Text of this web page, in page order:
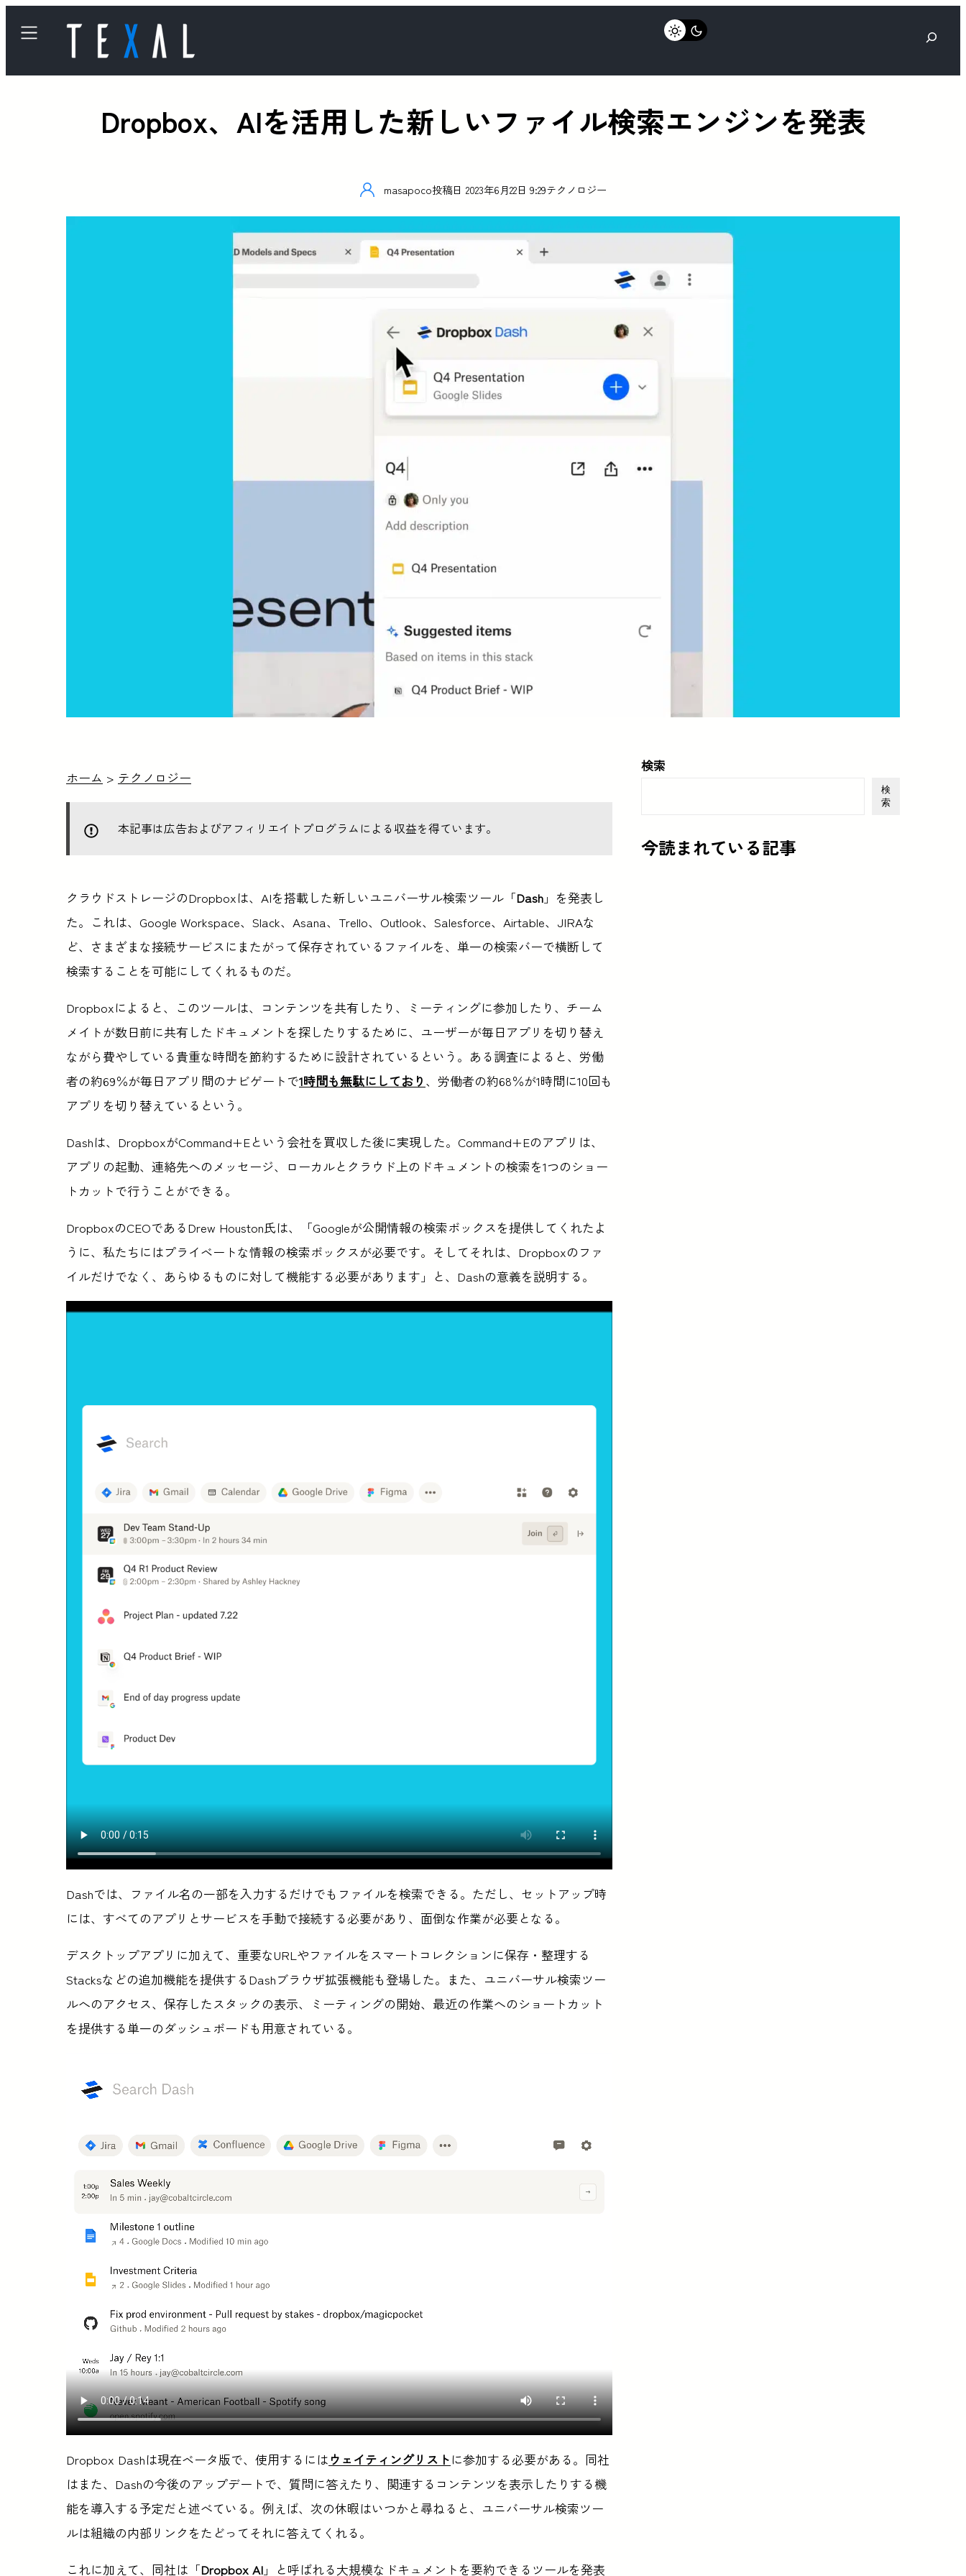
検
Dropbox、AIを活用した新しいファイル検索エンジンを発表
masapoco投稿日 2023年6月22日 9:29テクノロジー
ホーム > テクノロジー
本記事は広告およびアフィリエイトプログラムによる収益を得ています。
クラウドストレージのDropboxは、AIを搭載した新しいユニバーサル検索ツール「Dash 」を発表し
た。これは、Google Workspace、Slack、Asana、Trello、Outlook、Salesforce、Airtable、JIRAな
ど、さまざまな接続サービスにまたがって保存されているファイルを、単一の検索バーで横断して
検索することを可能にしてくれるものだ。
Dropboxによると、このツールは、コンテンツを共有したり、ミーティングに参加したり、チーム
メイトが数日前に共有したドキュメントを探したりするために、ユーザーが毎日アプリを切り替え
ながら費やしている貴重な時間を節約するために設計されているという。ある調査によると、労働
者の約69％が毎日アプリ間のナビゲートで1時間も無駄にしており 、労働者の約68％が1時間に10回も
アプリを切り替えているという。
Dashは、DropboxがCommand+Eという会社を買収した後に実現した。Command+Eのアプリは、
アプリの起動、連絡先へのメッセージ、ローカルとクラウド上のドキュメントの検索を1つのショー
トカットで行うことができる。
DropboxのCEOであるDrew Houston氏は、「Googleが公開情報の検索ボックスを提供してくれたよ
うに、私たちにはプライベートな情報の検索ボックスが必要です。そしてそれは、Dropboxのファ
イルだけでなく、あらゆるものに対して機能する必要があります」と、Dashの意義を説明する。
Dashでは、ファイル名の一部を入力するだけでもファイルを検索できる。ただし、セットアップ時
には、すべてのアプリとサービスを手動で接続する必要があり、面倒な作業が必要となる。
デスクトップアプリに加えて、重要なURLやファイルをスマートコレクションに保存・整理する
Stacksなどの追加機能を提供するDashブラウザ拡張機能も登場した。また、ユニバーサル検索ツー
ルへのアクセス、保存したスタックの表示、ミーティングの開始、最近の作業へのショートカット
を提供する単一のダッシュボードも用意されている。
Dropbox Dashは現在ベータ版で、使用するにはウェイティングリストに参加する必要がある。同社
はまた、Dashの今後のアップデートで、質問に答えたり、関連するコンテンツを表示したりする機
能を導入する予定だと述べている。例えば、次の休暇はいつかと尋ねると、ユニバーサル検索ツー
ルは組織の内部リンクをたどってそれに答えてくれる。
これに加えて、同社は「Dropbox AI 」と呼ばれる大規模なドキュメントを要約できるツールを発表
検索
検
索
今読まれている記事